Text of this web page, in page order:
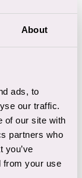
About
ads, to
our traffic.
of our site with
partners who
you’ve
from your use
als je
dat je de
Je bent